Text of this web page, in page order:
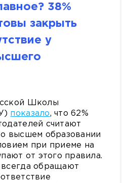
38%
закрыть
у
Школы
показало, что 62%
считают
высшем образовании
при приеме на
от этого правила.
обращают